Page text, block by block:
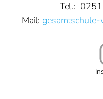
Tel.:
Mail: